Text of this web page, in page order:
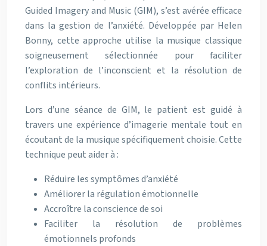
Guided Imagery and Music (GIM), s’est avérée efficace
dans la gestion de l’anxiété. Développée par Helen
Bonny, cette approche utilise la musique classique
soigneusement sélectionnée pour faciliter
l’exploration de l’inconscient et la résolution de
conflits intérieurs.
Lors d’une séance de GIM, le patient est guidé à
travers une expérience d’imagerie mentale tout en
écoutant de la musique spécifiquement choisie. Cette
technique peut aider à :
Réduire les symptômes d’anxiété
Améliorer la régulation émotionnelle
Accroître la conscience de soi
Faciliter la résolution de problèmes
émotionnels profonds